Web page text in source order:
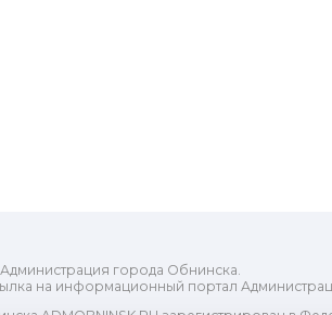
города Обнинска.
на информационный портал